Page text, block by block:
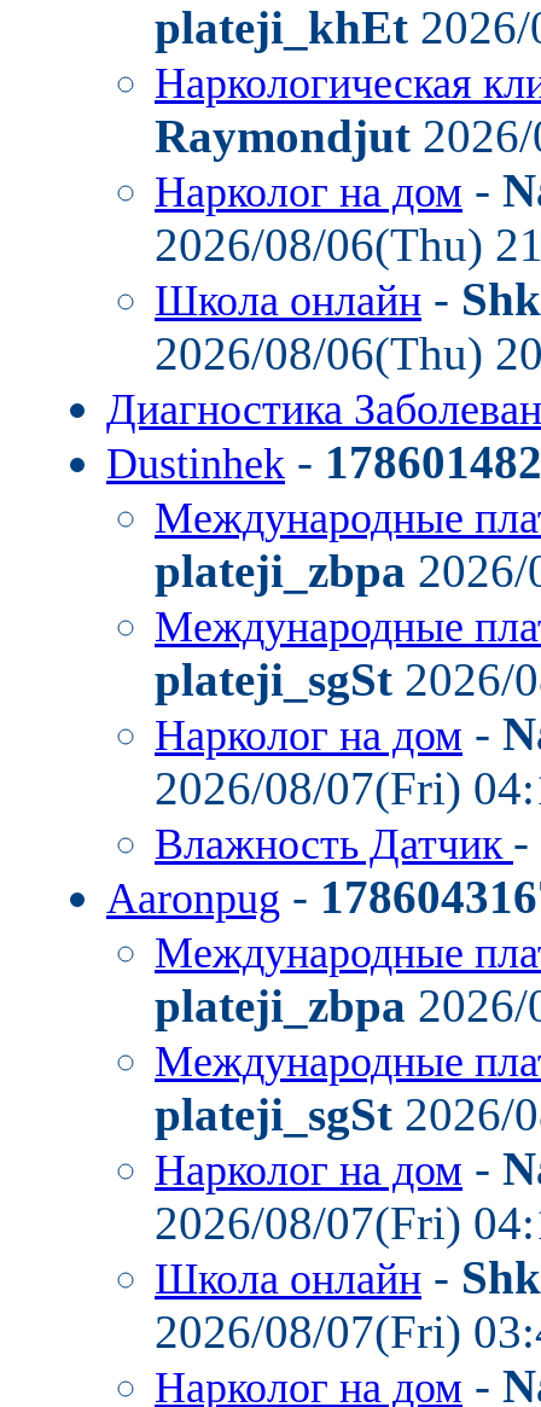
plateji_khEt
Наркологическая
Raymondjut
Нарколог на дом -
2026/08/06(Thu)
Школа онлайн -
2026/08/06(Thu)
Диагностика
Dustinhek -
Международные
plateji_zbpa
Международные
plateji_sgSt 2026/
Нарколог на дом -
2026/08/07(Fri)
Влажность Датчик -
Aaronpug -
Международные
plateji_zbpa
Международные
plateji_sgSt 2026/
Нарколог на дом -
2026/08/07(Fri)
Школа онлайн -
2026/08/07(Fri)
Нарколог на дом -